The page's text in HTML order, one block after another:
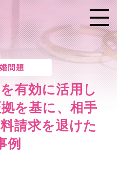
メニ
問題
有効に活用し
を基に、相手
請求を退けた
例